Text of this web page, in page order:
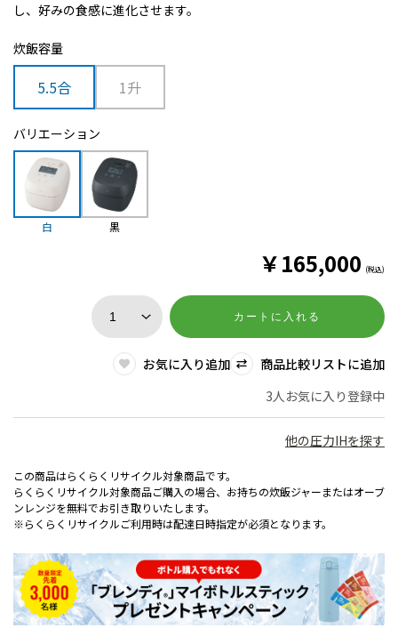
し、好みの食感に進化させます。
炊飯容量
5.5合 1升
バリエーション
白 黒
￥165,000 (税込)
カートに入れる
お気に入り追加
商品比較リストに追加
3人お気に入り登録中
他の圧力IHを探す
この商品はらくらくリサイクル対象商品です。
らくらくリサイクル対象商品ご購入の場合、お持ちの炊飯ジャーまたはオーブ
ンレンジを無料でお引き取りいたします。
※らくらくリサイクルご利用時は配達日時指定が必須となります。